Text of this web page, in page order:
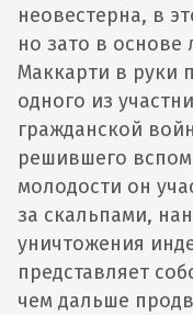
неовестерна, в
но зато в
Маккарти в руки
одного из
гражданской
решившего
молодости он
за скальпами,
уничтожения
представляет
чем дальше